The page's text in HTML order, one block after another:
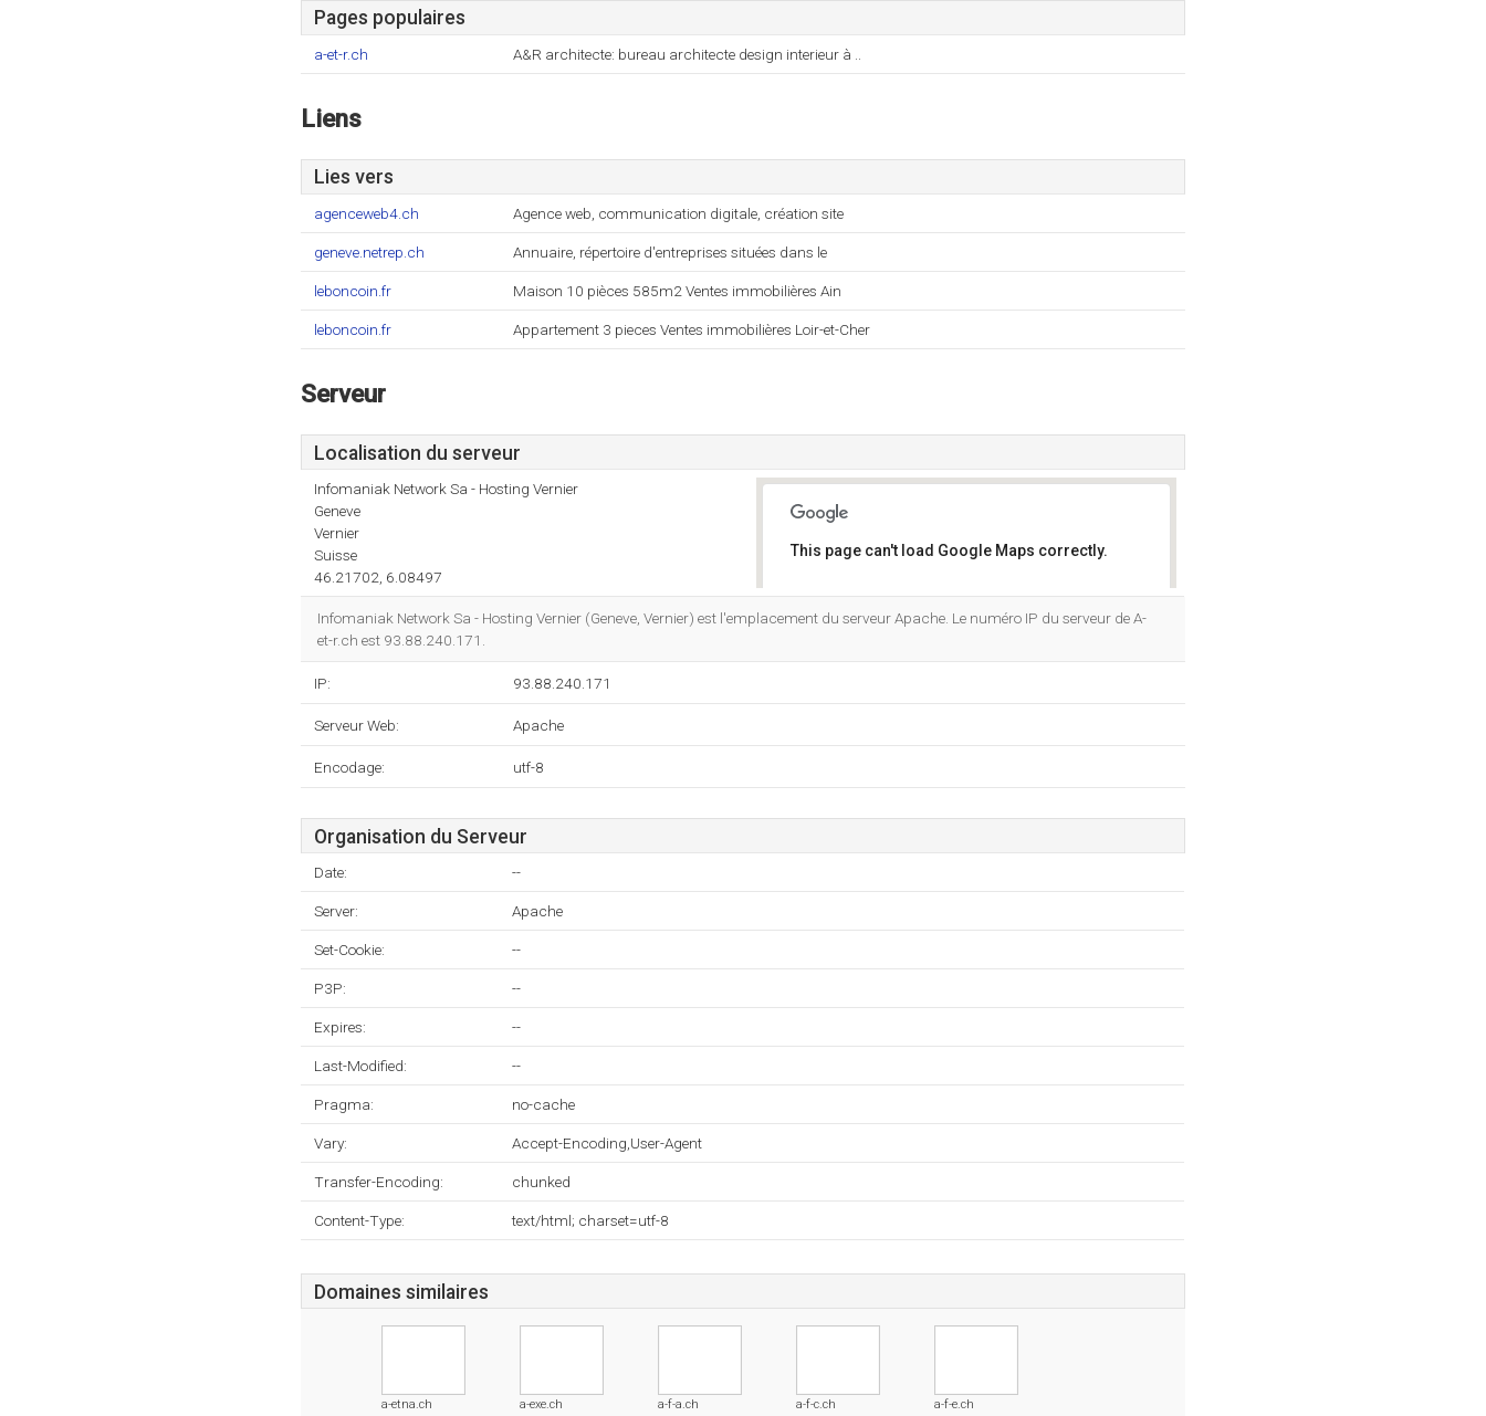
Pages populaires
a-et-r.ch A&R architecte: bureau architecte design interieur à ..
Liens
Lies vers
agenceweb4.ch Agence web, communication digitale, création site
geneve.netrep.ch Annuaire, répertoire d'entreprises situées dans le
leboncoin.fr Maison 10 pièces 585m2 Ventes immobilières Ain
leboncoin.fr Appartement 3 pieces Ventes immobilières Loir-et-Cher
Serveur
Localisation du serveur
Infomaniak Network Sa - Hosting Vernier
Geneve
Vernier
Suisse
46.21702, 6.08497
This page can't load Google Maps correctly.
Infomaniak Network Sa - Hosting Vernier (Geneve, Vernier) est l'emplacement du serveur Apache. Le numéro IP du serveur de A-
et-r.ch est 93.88.240.171.
IP: 93.88.240.171
Serveur Web: Apache
Encodage: utf-8
Organisation du Serveur
Date: --
Server: Apache
Set-Cookie: --
P3P: --
Expires: --
Last-Modified: --
Pragma: no-cache
Vary: Accept-Encoding,User-Agent
Transfer-Encoding: chunked
Content-Type: text/html; charset=utf-8
Domaines similaires
a-etna.ch a-exe.ch a-f-a.ch a-f-c.ch a-f-e.ch